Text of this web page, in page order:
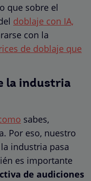
que sobre el
doblaje con IA,
con la
de doblaje que
la industria
sabes,
Por eso, nuestro
industria pasa
es importante
de audiciones